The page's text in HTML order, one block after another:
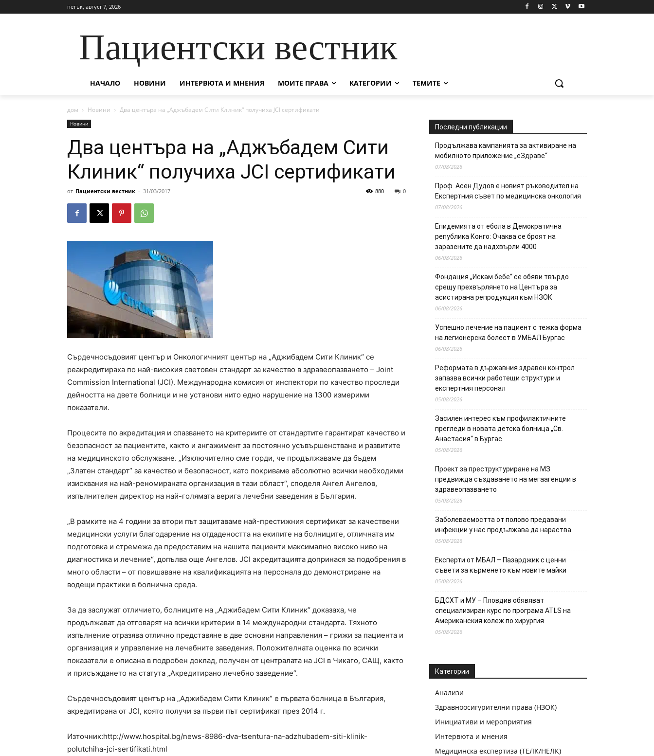
петък, август 7, 2026
Пациентски вестник
НАЧАЛО НОВИНИ ИНТЕРВЮТА И МНЕНИЯ МОИТЕ ПРАВА КАТЕГОРИИ ТЕМИТЕ
дом Новини Два центъра на „Аджъбадем Сити Клиник“ получиха JCI сертификати
Новини
Два центъра на „Аджъбадем Сити
Клиник“ получиха JCI сертификати
от Пациентски вестник - 31/03/2017 0
880
Сърдечносъдовият център и Онкологичният център на „Аджибадем Сити Клиник“ се
реакредитираха по най-високия световен стандарт за качество в здравеопазването – Joint
Commission International (JCI). Международна комисия от инспектори по качество проследи
дейността на двете болници и не установи нито едно нарушение на 1300 измерими
показатели.
Процесите по акредитация и спазването на критериите от стандартите гарантират качество и
безопасност за пациентите, както и ангажимент за постоянно усъвършенстване и развитите
на медицинското обслужване. „Изключително сме горди, че продължаваме да бъдем
„Златен стандарт” за качество и безопасност, като покриваме абсолютно всички необходими
изисквания на най-реномираната организация в тази област“, споделя Ангел Ангелов,
изпълнителен директор на най-голямата верига лечебни заведения в България.
„В рамките на 4 години за втори път защитаваме най-престижния сертификат за качествени
медицински услуги благодарение на отдадеността на екипите на болниците, отличната им
подготовка и стремежа да предоставим на нашите пациенти максимално високо ниво на
диагностика и лечение“, допълва още Ангелов. JCI акредитацията допринася за подобрения в
много области – от повишаване на квалификацията на персонала до демонстриране на
водещи практики в болнична среда.
За да заслужат отличието, болниците на „Аджибадем Сити Клиник“ доказаха, че
продължават да отговарят на всички критерии в 14 международни стандарта. Тяхното
изпълнение отразява отлично представяне в две основни направления – грижи за пациента и
организация и управление на лечебните заведения. Положителната оценка по всички
показатели е описана в подробен доклад, получен от централата на JCI в Чикаго, САЩ, както
и присъждането на статута „Акредитирано лечебно заведение“.
Сърдечносъдовият център на „Аджибадем Сити Клиник“ е първата болница в България,
акредитирана от JCI, която получи за първи път сертификат през 2014 г.
Източник:http://www.hospital.bg/news-8986-dva-tsentura-na-adzhubadem-siti-klinik-
polutchiha-jci-sertifikati.html
Последни публикации
Продължава кампанията за активиране на
мобилното приложение „еЗдраве“
07/08/2026
Проф. Асен Дудов е новият ръководител на
Експертния съвет по медицинска онкология
07/08/2026
Епидемията от ебола в Демократична
република Конго: Очаква се броят на
заразените да надхвърли 4000
06/08/2026
Фондация „Искам бебе“ се обяви твърдо
срещу прехвърлянето на Центъра за
асистирана репродукция към НЗОК
06/08/2026
Успешно лечение на пациент с тежка форма
на легионерска болест в УМБАЛ Бургас
06/08/2026
Реформата в държавния здравен контрол
запазва всички работещи структури и
експертния персонал
05/08/2026
Засилен интерес към профилактичните
прегледи в новата детска болница „Св.
Анастасия“ в Бургас
05/08/2026
Проект за преструктуриране на МЗ
предвижда създаването на мегаагенции в
здравеопазването
05/08/2026
Заболеваемостта от полово предавани
инфекции у нас продължава да нараства
05/08/2026
Експерти от МБАЛ – Пазарджик с ценни
съвети за кърменето към новите майки
05/08/2026
БДСХТ и МУ – Пловдив обявяват
специализиран курс по програма ATLS на
Американския колеж по хирургия
05/08/2026
Категории
Анализи
Здравноосигурителни права (НЗОК)
Инициативи и мероприятия
Интервюта и мнения
Медицинска експертиза (ТЕЛК/НЕЛК)